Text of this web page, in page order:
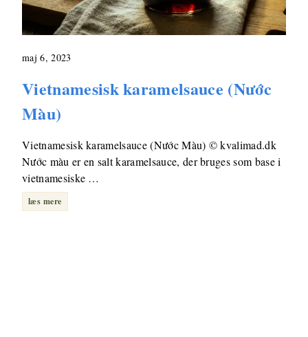
maj 6, 2023
Vietnamesisk karamelsauce (Nước
Màu)
Vietnamesisk karamelsauce (Nước Màu) © kvalimad.dk
Nước màu er en salt karamelsauce, der bruges som base i
vietnamesiske …
læs mere